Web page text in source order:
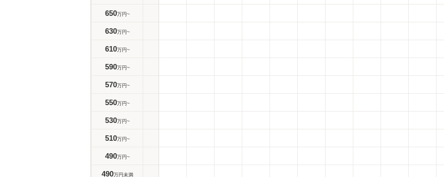
650万円~
630万円~
610万円~
590万円~
570万円~
550万円~
530万円~
510万円~
490万円~
490万円未満